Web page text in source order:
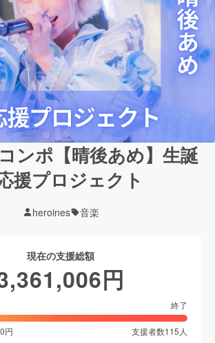
ンポ【晴後あめ】生誕
援プロジェクト
heroines 音楽
現在の支援総額
円
終了
円 支援者数115 人